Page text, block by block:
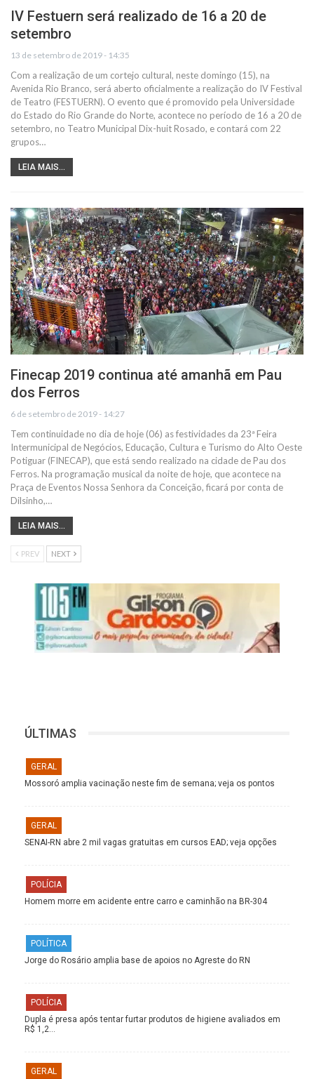
IV Festuern será realizado de 16 a 20 de
setembro
13 de setembro de 2019 - 14:35
Com a realização de um cortejo cultural, neste domingo (15), na
Avenida Rio Branco, será aberto oficialmente a realização do IV Festival
de Teatro (FESTUERN). O evento que é promovido pela Universidade
do Estado do Rio Grande do Norte, acontece no período de 16 a 20 de
setembro, no Teatro Municipal Dix-huit Rosado, e contará com 22
grupos…
LEIA MAIS...
Finecap 2019 continua até amanhã em Pau
dos Ferros
6 de setembro de 2019 - 14:27
Tem continuidade no dia de hoje (06) as festividades da 23ª Feira
Intermunicipal de Negócios, Educação, Cultura e Turismo do Alto Oeste
Potiguar (FINECAP), que está sendo realizado na cidade de Pau dos
Ferros. Na programação musical da noite de hoje, que acontece na
Praça de Eventos Nossa Senhora da Conceição, ficará por conta de
Dilsinho,…
LEIA MAIS...
PREV NEXT
ÚLTIMAS
GERAL
Mossoró amplia vacinação neste fim de semana; veja os pontos
GERAL
SENAI-RN abre 2 mil vagas gratuitas em cursos EAD; veja opções
POLÍCIA
Homem morre em acidente entre carro e caminhão na BR-304
POLÍTICA
Jorge do Rosário amplia base de apoios no Agreste do RN
POLÍCIA
Dupla é presa após tentar furtar produtos de higiene avaliados em
R$ 1,2…
GERAL